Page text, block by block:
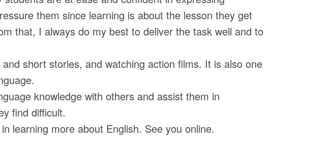
them since learning is about the lesson they get
that, I always do my best to deliver the task well and to
short stories, and watching action films. It is also one
knowledge with others and assist them in
find difficult.
learning more about English. See you online.